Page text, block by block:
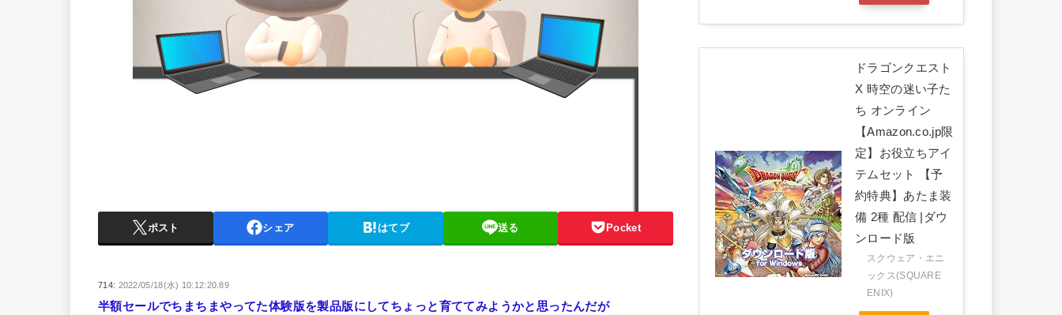
ポスト シェア はてブ 送る Pocket
714: 2022/05/18(水) 10:12:20.89
半額セールでちまちまやってた体験版を製品版にしてちょっと育ててみようかと思ったんだが
ドラゴンクエスト
X 時空の迷い子た
ち オンライン
【Amazon.co.jp限
定】お役立ちアイ
テムセット 【予
約特典】あたま装
備 2種 配信 |ダウ
ンロード版
スクウェア・エニ
ックス(SQUARE
ENIX)